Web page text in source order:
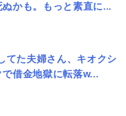
ぬかも。もっと素直に...
てた夫婦さん、キオクシ
で借金地獄に転落w...